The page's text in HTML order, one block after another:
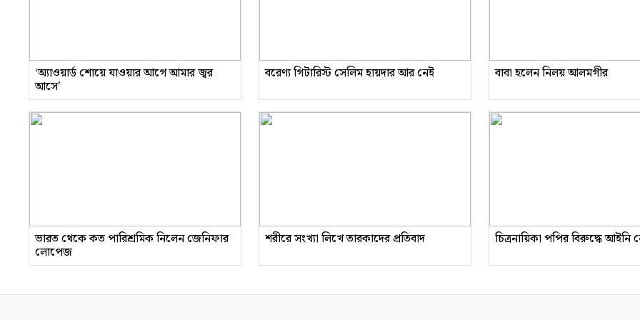
‘অ্যাওয়ার্ড শোয়ে যাওয়ার আগে আমার জ্বর
আসে’
বরেণ্য গিটারিস্ট সেলিম হায়দার আর নেই বাবা হলেন নিলয় আলমগীর
ভারত থেকে কত পারিশ্রমিক নিলেন জেনিফার
লোপেজ
শরীরে সংখ্যা লিখে তারকাদের প্রতিবাদ চিত্রনায়িকা পপির বিরুদ্ধে আইনি